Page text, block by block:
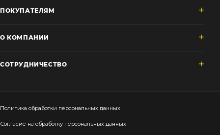
ПОКУПАТЕЛЯМ
О КОМПАНИИ
СОТРУДНИЧЕСТВО
Политика обработки персональных данных
Согласие на обработку персональных данных